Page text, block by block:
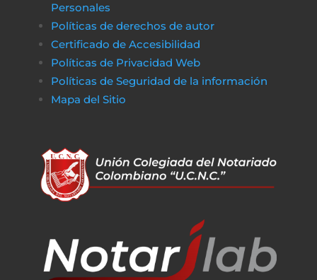
Personales
Políticas de derechos de autor
Certificado de Accesibilidad
Políticas de Privacidad Web
Políticas de Seguridad de la información
Mapa del Sitio